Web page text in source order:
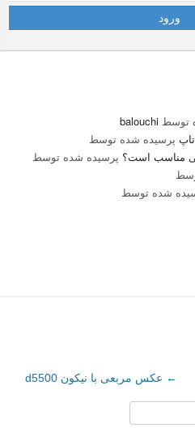
تا بتوانید پاسخ بدهید